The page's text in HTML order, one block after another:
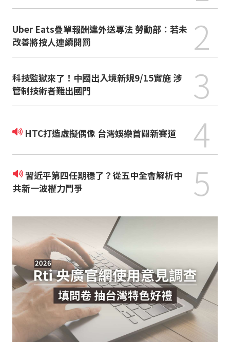
Uber Eats疊單報酬違外送專法 勞動部：若未
改善將按人連續開罰
2
科技監獄來了！中國出入境新規9/15實施 涉
管制技術者難出國門
3
HTC打造虛擬偶像 台灣娛樂首闢新賽道 4
習近平第四任期穩了？從五中全會解析中
共新一波權力鬥爭
5